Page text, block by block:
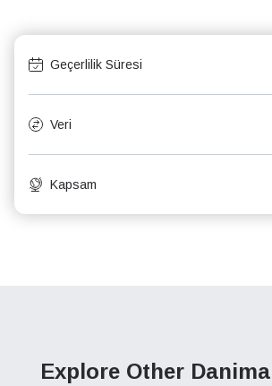
Geçerlilik Süresi
Veri
Kapsam
Explore Other